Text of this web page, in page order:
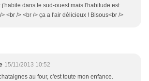
j'habite dans le sud-ouest mais l'habitude est
> <br /> <br /> ça a l'air délicieux ! Bisous<br />
15/11/2013 10:52
au four, c'est toute mon enfance.